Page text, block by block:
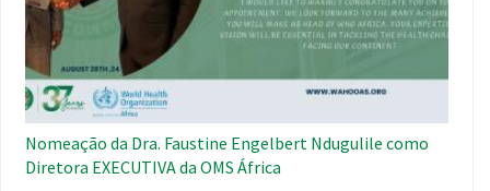
Nomeação da Dra. Faustine Engelbert Ndugulile como
Diretora EXECUTIVA da OMS África